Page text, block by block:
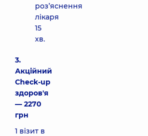
роз’яснення
лікаря
15
хв.
3.
Акційний
Check-up
здоров'я
— 2270
грн
1 візит в